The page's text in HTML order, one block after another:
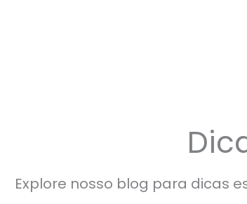
Explore nosso blog para dicas